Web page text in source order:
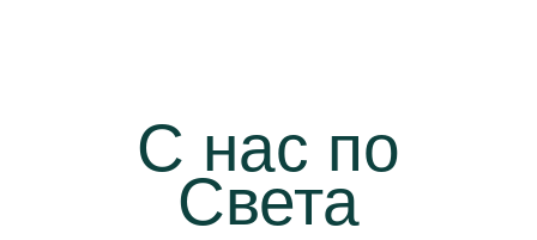
С нас по
Света